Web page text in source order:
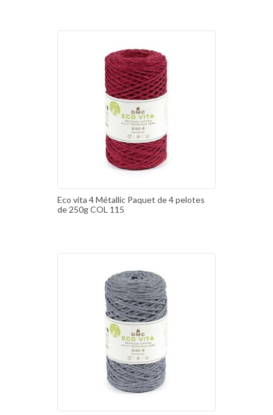
Eco vita 4 Métallic Paquet de 4 pelotes
de 250g COL 115